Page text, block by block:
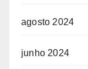
agosto 2024
junho 2024